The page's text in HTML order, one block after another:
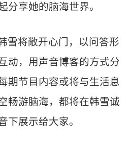
分享她的脑海世界。
雪将敞开心门，以问答形
动，用声音博客的方式分
期节目内容或将与生活息
畅游脑海，都将在韩雪诚
下展示给大家。